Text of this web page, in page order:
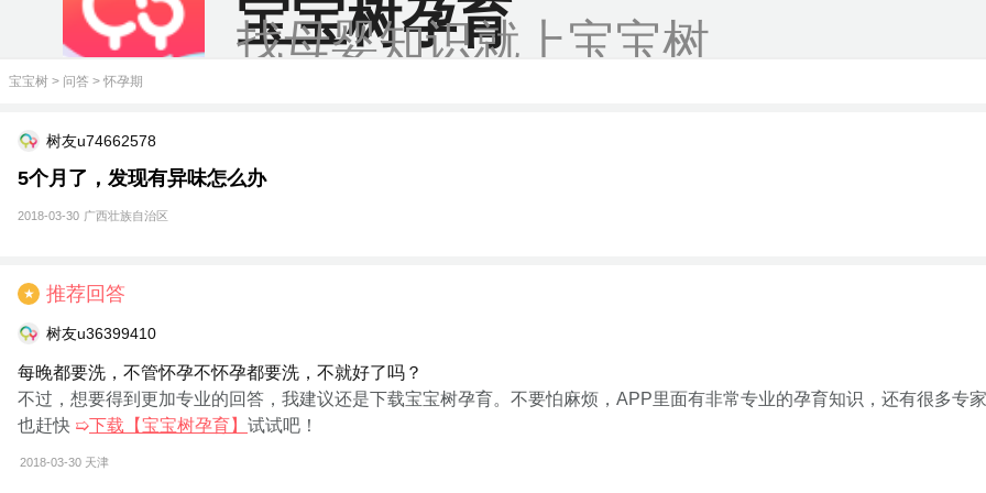
宝宝树孕育
找母婴知识就上宝宝树
宝宝树 > 问答 > 怀孕期
树友u74662578
5个月了，发现有异味怎么办
2018-03-30 广西壮族自治区
★ 推荐回答
树友u36399410
每晚都要洗，不管怀孕不怀孕都要洗，不就好了吗？
不过，想要得到更加专业的回答，我建议还是下载宝宝树孕育。不要怕麻烦，APP里面有非常专业的孕育知识，还有很多专
也赶快 ➯下载【宝宝树孕育】 试试吧！
2018-03-30 天津